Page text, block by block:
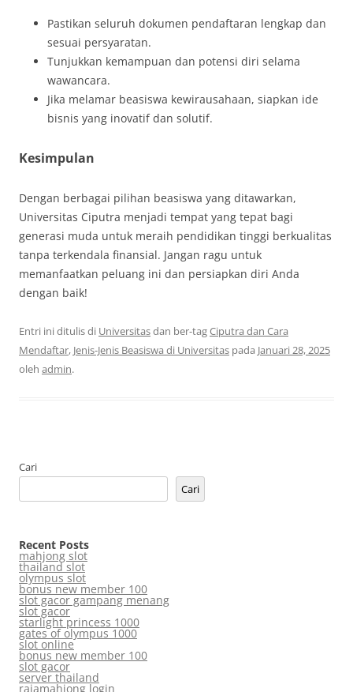
Pastikan seluruh dokumen pendaftaran lengkap dan
sesuai persyaratan.
Tunjukkan kemampuan dan potensi diri selama
wawancara.
Jika melamar beasiswa kewirausahaan, siapkan ide
bisnis yang inovatif dan solutif.
Kesimpulan
Dengan berbagai pilihan beasiswa yang ditawarkan,
Universitas Ciputra menjadi tempat yang tepat bagi
generasi muda untuk meraih pendidikan tinggi berkualitas
tanpa terkendala finansial. Jangan ragu untuk
memanfaatkan peluang ini dan persiapkan diri Anda
dengan baik!
Entri ini ditulis di Universitasdan ber-tagCiputra dan Cara
Mendaftar, Jenis-Jenis Beasiswa di Universitas pada Januari 28, 2025
oleh admin.
Cari
Cari
Recent Posts
mahjong slot
thailand slot
olympus slot
bonus new member 100
slot gacor gampang menang
slot gacor
starlight princess 1000
gates of olympus 1000
slot online
bonus new member 100
slot gacor
server thailand
rajamahjong login